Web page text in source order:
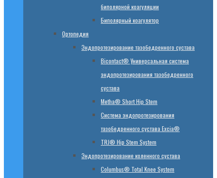
биполярной коагуляции
Биполярный коагулятор
Ортопедия
Эндопротезирование тазобедренного сустава
Bicontact® Универсальная система
эндопротезирования тазобедренного
сустава
Metha® Short Hip Stem
Система эндопротезирования
тазобедренного сустава Excia®
TRJ® Hip Stem System
Эндопротезирование коленного сустава
Columbus® Total Knee System